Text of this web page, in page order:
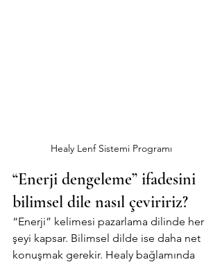
Healy Lenf Sistemi Programı
“Enerji dengeleme” ifadesini
bilimsel dile nasıl çeviririz?
“Enerji” kelimesi pazarlama dilinde her
şeyi kapsar. Bilimsel dilde ise daha net
konuşmak gerekir. Healy bağlamında